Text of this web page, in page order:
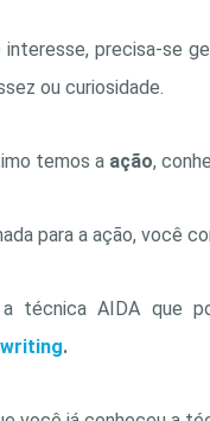
interesse, precisa-se
ou curiosidade.
temos a ação,
para a ação, você
técnica AIDA que
.